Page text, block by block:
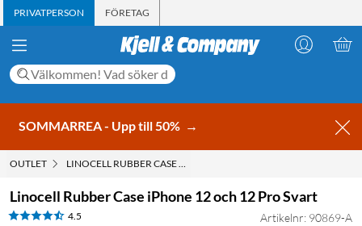
PRIVATPERSON FÖRETAG
SOMMARREA - Upp till 50% →
OUTLET LINOCELL RUBBER CASE IPHONE 12 OCH 12 PRO SVART
Linocell Rubber Case iPhone 12 och 12 Pro Svart
4.5 Artikelnr: 90869-A